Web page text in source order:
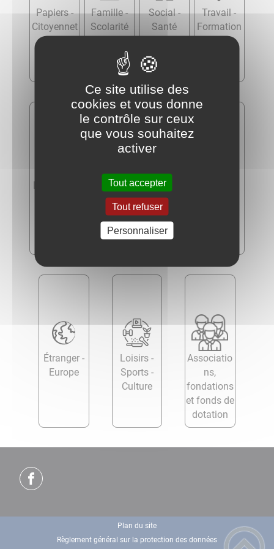
Papiers -
Citoyennet
Famille -
Scolarité
Social -
Santé
Travail -
Formation
Logement
Transports
- Mobilité
Argent -
Impôts -
Consomm
ation
Étranger -
Europe
Loisirs -
Sports -
Culture
Associatio
ns,
fondations
et fonds de
dotation
Plan du site
Règlement général sur la protection des données
Ce site utilise des
cookies et vous donne
le contrôle sur ceux
que vous souhaitez
activer
Tout accepter
Tout refuser
Personnaliser